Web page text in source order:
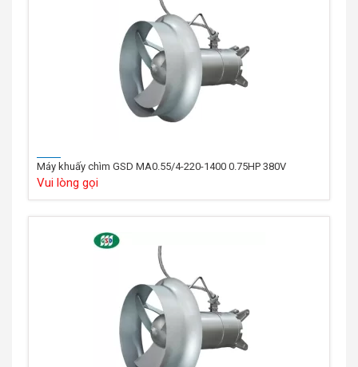
Máy khuấy chìm GSD MA0.55/4-220-1400 0.75HP 380V
Vui lòng gọi